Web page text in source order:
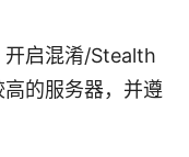
开启混淆/Stealth
的服务器，并遵